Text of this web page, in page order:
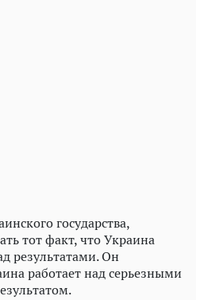
государства,
тот факт, что Украина
результатами. Он
работает над серьезными